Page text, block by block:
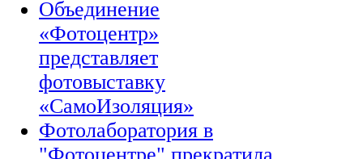
Объединение
«Фотоцентр»
представляет
фотовыставку
«СамоИзоляция»
Фотолаборатория в